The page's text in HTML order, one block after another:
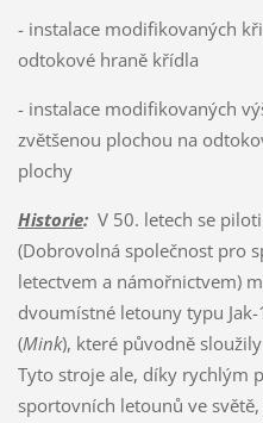
- instalace modifikovaných
odtokové hraně křídla
- instalace modifikovaných
zvětšenou plochou na
plochy
Historie:V 50. letech se piloti
(Dobrovolná společnost pro
letectvem a námořnictvem)
dvoumístné letouny typu Jak-
(Mink), které původně
Tyto stroje ale, díky rychlým
sportovních letounů ve